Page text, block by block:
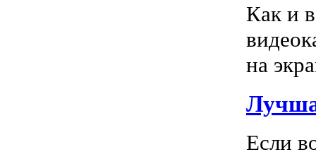
Как и
на
Если